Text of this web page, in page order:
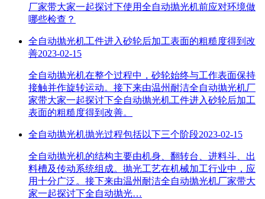
厂家带大家一起探讨下使用全自动抛光机前应对环境做
哪些检查？
全自动抛光机工件进入砂轮后加工表面的粗糙度得到改
善2023-02-15
全自动抛光机在整个过程中，砂轮始终与工作表面保持
接触并作旋转运动。接下来由温州耐洁全自动抛光机厂
家带大家一起探讨下全自动抛光机工件进入砂轮后加工
表面的粗糙度得到改善。
全自动抛光机抛光过程包括以下三个阶段2023-02-15
全自动抛光机的结构主要由机身、翻转台、进料斗、出
料槽及传动系统组成。抛光工艺在机械加工行业中，应
用十分广泛。接下来由温州耐洁全自动抛光机厂家带大
家一起探讨下全自动抛光…